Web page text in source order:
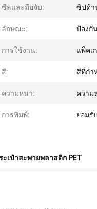
ซีลและมือจับ: ซิปด้
ลักษณะ: ป้องกั
การใช้งาน: แพ็คเ
สี: สีที่กํา
ความหนา: ความ
การพิมพ์: ยอมรั
ะเป๋าสะพายพลาสติก PET